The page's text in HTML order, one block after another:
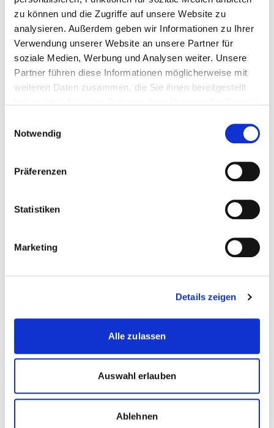
zu können und die Zugriffe auf unsere Website zu
analysieren. Außerdem geben wir Informationen zu Ihrer
Verwendung unserer Website an unsere Partner für
soziale Medien, Werbung und Analysen weiter. Unsere
Partner führen diese Informationen möglicherweise mit
weiteren Daten zusammen, die Sie ihnen bereitgestellt
Notwendig
Präferenzen
Statistiken
Marketing
Details zeigen
Alle zulassen
Auswahl erlauben
Ablehnen
21.09.2021
Dialogserie zu „Upstream Policies and
Business Cases for Single-Use Plastic
„Upstream Policies and Business Cases for Single-Use Plastic